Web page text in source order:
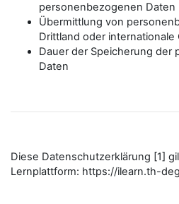
personenbezogenen Daten
Übermittlung von
Drittland oder internationale
Dauer der Speicherung der
Daten
Diese Datenschutzerklärung [1]
Lernplattform: https://ilearn.th-